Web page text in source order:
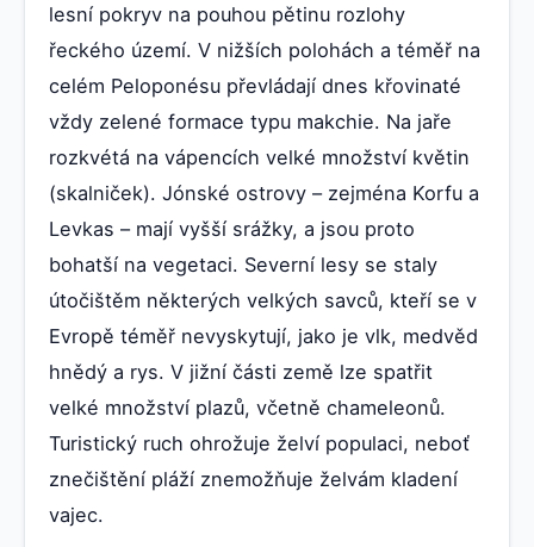
lesní pokryv na pouhou pětinu rozlohy
řeckého území. V nižších polohách a téměř na
celém Peloponésu převládají dnes křovinaté
vždy zelené formace typu makchie. Na jaře
rozkvétá na vápencích velké množství květin
(skalniček). Jónské ostrovy – zejména Korfu a
Levkas – mají vyšší srážky, a jsou proto
bohatší na vegetaci. Severní lesy se staly
útočištěm některých velkých savců, kteří se v
Evropě téměř nevyskytují, jako je vlk, medvěd
hnědý a rys. V jižní části země lze spatřit
velké množství plazů, včetně chameleonů.
Turistický ruch ohrožuje želví populaci, neboť
znečištění pláží znemožňuje želvám kladení
vajec.